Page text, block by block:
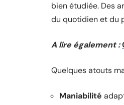
bien étudiée. Des
du quotidien et du
A lire également :
Quelques atouts
Maniabilité